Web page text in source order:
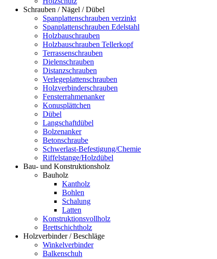
Schrauben / Nägel / Dübel
Spanplattenschrauben verzinkt
Spanplattenschrauben Edelstahl
Holzbauschrauben
Holzbauschrauben Tellerkopf
Terrassenschrauben
Dielenschrauben
Distanzschrauben
Verlegeplattenschrauben
Holzverbinderschrauben
Fensterrahmenanker
Konusplättchen
Dübel
Langschaftdübel
Bolzenanker
Betonschraube
Schwerlast-Befestigung/Chemie
Riffelstange/Holzdübel
Bau- und Konstruktionsholz
Bauholz
Kantholz
Bohlen
Schalung
Latten
Konstruktionsvollholz
Brettschichtholz
Holzverbinder / Beschläge
Winkelverbinder
Balkenschuh